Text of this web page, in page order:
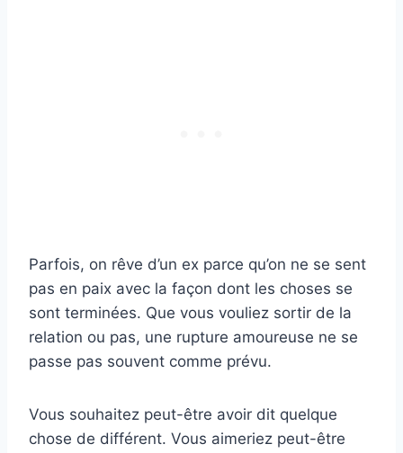
Parfois, on rêve d’un ex parce qu’on ne se sent
pas en paix avec la façon dont les choses se
sont terminées. Que vous vouliez sortir de la
relation ou pas, une rupture amoureuse ne se
passe pas souvent comme prévu.
Vous souhaitez peut-être avoir dit quelque
chose de différent. Vous aimeriez peut-être